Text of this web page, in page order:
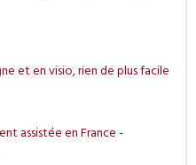
et en visio, rien de plus facile
assistée en France -